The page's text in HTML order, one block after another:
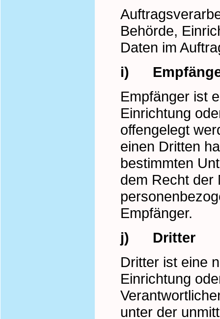
Behörde,
Daten im
i)
Empfänger ist
Einrichtung
offengelegt
einen Dritten
bestimmten
dem Recht der
Empfänger.
j) Dritter
Dritter ist eine
Einrichtung
unter der